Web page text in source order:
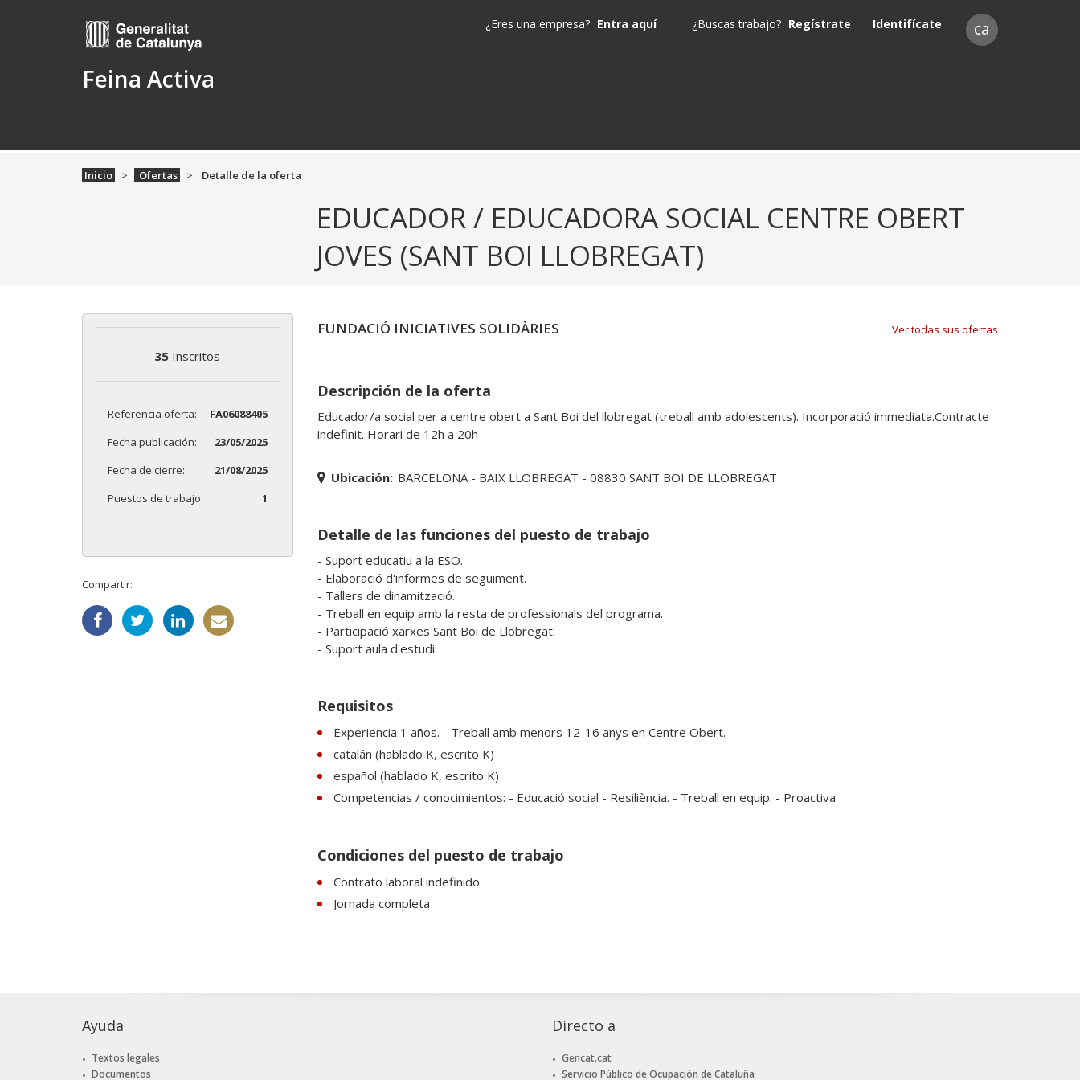
Feina Activa
¿Eres una empresa? Entra aquí ¿Buscas trabajo? Regístrate Identifícate ca
Inicio Ofertas Detalle de la oferta
EDUCADOR / EDUCADORA SOCIAL CENTRE OBERT
JOVES (SANT BOI LLOBREGAT)
35 Inscritos
Referencia oferta:
FA06088405
Fecha publicación:
23/05/2025
Fecha de cierre:
21/08/2025
Puestos de trabajo:
1
Compartir:
FUNDACIÓ INICIATIVES SOLIDÀRIES Ver todas sus ofertas
Descripción de la oferta
Educador/a social per a centre obert a Sant Boi del llobregat (treball amb adolescents). Incorporació immediata.Contracte
indefinit. Horari de 12h a 20h
Ubicación: BARCELONA - BAIX LLOBREGAT - 08830 SANT BOI DE LLOBREGAT
Detalle de las funciones del puesto de trabajo
- Suport educatiu a la ESO.
- Elaboració d'informes de seguiment.
- Tallers de dinamització.
- Treball en equip amb la resta de professionals del programa.
- Participació xarxes Sant Boi de Llobregat.
- Suport aula d'estudi.
Requisitos
Experiencia 1 años. - Treball amb menors 12-16 anys en Centre Obert.
catalán (hablado K, escrito K)
español (hablado K, escrito K)
Competencias / conocimientos: - Educació social - Resiliència. - Treball en equip. - Proactiva
Condiciones del puesto de trabajo
Contrato laboral indefinido
Jornada completa
Ayuda
Textos legales
Documentos
Directo a
Gencat.cat
Servicio Público de Ocupación de Cataluña